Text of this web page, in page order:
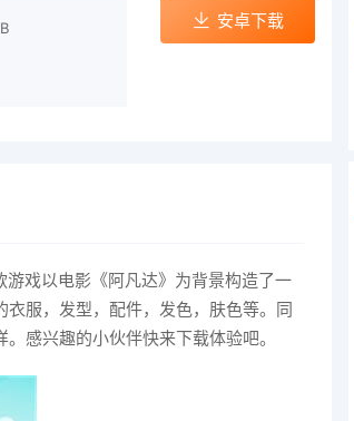
安卓下载
戏以电影《阿凡达》为背景构造了一
服，发型，配件，发色，肤色等。同
感兴趣的小伙伴快来下载体验吧。